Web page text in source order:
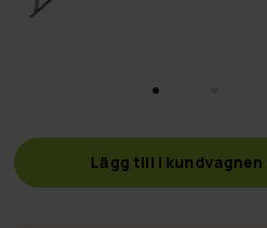
Lägg till i kundvagnen